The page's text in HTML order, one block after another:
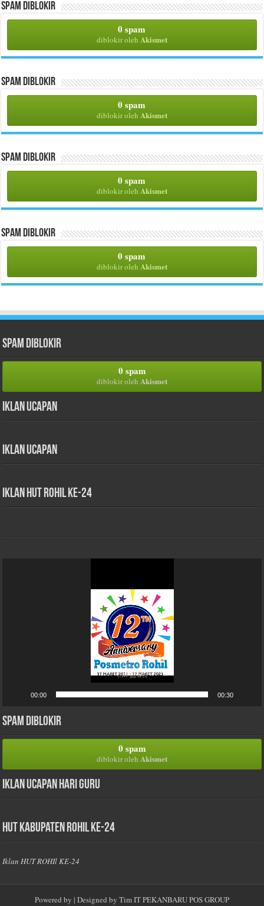
Spam Diblokir
0 spam
diblokir oleh Akismet
Spam Diblokir
0 spam
diblokir oleh Akismet
Spam Diblokir
0 spam
diblokir oleh Akismet
Spam Diblokir
0 spam
diblokir oleh Akismet
Spam Diblokir
0 spam
diblokir oleh Akismet
Iklan Ucapan
Iklan Ucapan
iklan HUT Rohil Ke-24
00:00 00:30
Spam Diblokir
0 spam
diblokir oleh Akismet
Iklan Ucapan Hari Guru
HUT Kabupaten Rohil Ke-24
Iklan HUT ROHIl KE-24
Powered by | Designed by Tim IT PEKANBARU POS GROUP